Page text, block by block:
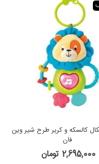
کالسکه و کریر طرح شیر وین
فان
2,695,000 تومان